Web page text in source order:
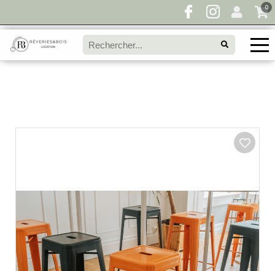
0
Pour toute demande de disponibilité, remplissez